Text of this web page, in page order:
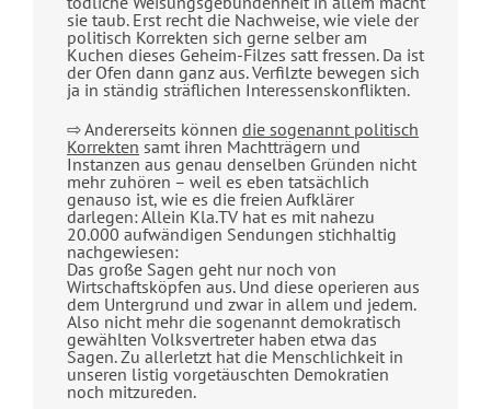
sie taub. Erst recht die Nachweise, wie viele der
politisch Korrekten sich gerne selber am
Kuchen dieses Geheim-Filzes satt fressen. Da ist
der Ofen dann ganz aus. Verfilzte bewegen sich
ja in ständig sträflichen Interessenskonflikten.
⇨ Andererseits können die sogenannt politisch
Korrekten samt ihren Machtträgern und
Instanzen aus genau denselben Gründen nicht
mehr zuhören – weil es eben tatsächlich
genauso ist, wie es die freien Aufklärer
darlegen: Allein Kla.TV hat es mit nahezu
20.000 aufwändigen Sendungen stichhaltig
nachgewiesen:
Das große Sagen geht nur noch von
Wirtschaftsköpfen aus. Und diese operieren aus
dem Untergrund und zwar in allem und jedem.
Also nicht mehr die sogenannt demokratisch
gewählten Volksvertreter haben etwa das
Sagen. Zu allerletzt hat die Menschlichkeit in
unseren listig vorgetäuschten Demokratien
noch mitzureden.